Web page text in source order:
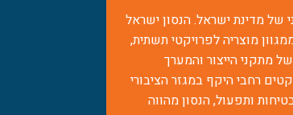
של מדינת ישראל. הנסון ישראל
מוצריה לפרויקטי תשתית,
מתקני הייצור והמערך
רחבי היקף במגזר הציבורי
ותפעול, הנסון מהווה